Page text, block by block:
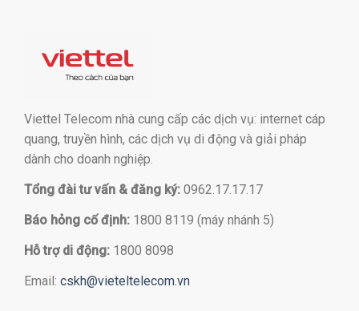
Viettel Telecom nhà cung cấp các dịch vụ: internet cáp
quang, truyền hình, các dịch vụ di động và giải pháp
dành cho doanh nghiệp.
Tổng đài tư vấn & đăng ký: 0962.17.17.17
Báo hỏng cố định: 1800 8119 (máy nhánh 5)
Hỗ trợ di động: 1800 8098
Email: cskh@vieteltelecom.vn